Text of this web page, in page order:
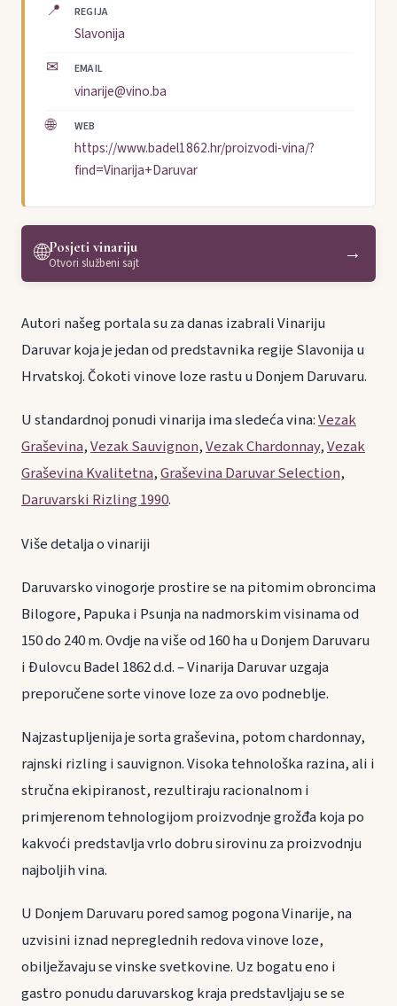
📍 REGIJA
Slavonija
✉ EMAIL
vinarije@vino.ba
🌐 WEB
https://www.badel1862.hr/proizvodi-vina/?
find=Vinarija+Daruvar
🌐Posjeti vinariju
Otvori službeni sajt →
Autori našeg portala su za danas izabrali Vinariju
Daruvar koja je jedan od predstavnika regije Slavonija u
Hrvatskoj. Čokoti vinove loze rastu u Donjem Daruvaru.
U standardnoj ponudi vinarija ima sledeća vina:Vezak
Graševina,Vezak Sauvignon,Vezak Chardonnay,Vezak
Graševina Kvalitetna,Graševina Daruvar Selection,
Daruvarski Rizling 1990.
Više detalja o vinariji
Daruvarsko vinogorje prostire se na pitomim obroncima
Bilogore, Papuka i Psunja na nadmorskim visinama od
150 do 240 m. Ovdje na više od 160 ha u Donjem Daruvaru
i Đulovcu Badel 1862 d.d. – Vinarija Daruvar uzgaja
preporučene sorte vinove loze za ovo podneblje.
Najzastupljenija je sorta graševina, potom chardonnay,
rajnski rizling i sauvignon. Visoka tehnološka razina, ali i
stručna ekipiranost, rezultiraju racionalnom i
primjerenom tehnologijom proizvodnje grožđa koja po
kakvoći predstavlja vrlo dobru sirovinu za proizvodnju
najboljih vina.
U Donjem Daruvaru pored samog pogona Vinarije, na
uzvisini iznad nepreglednih redova vinove loze,
obilježavaju se vinske svetkovine. Uz bogatu eno i
gastro ponudu daruvarskog kraja predstavljaju se se